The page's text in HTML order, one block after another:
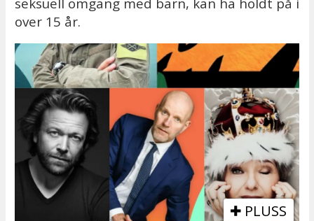
over 15 år.
PLUSS